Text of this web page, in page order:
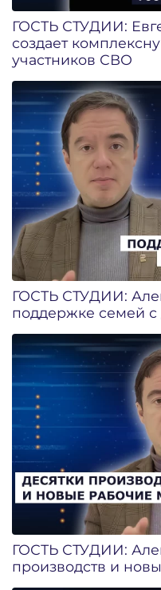
ГОСТЬ СТУДИИ:
создает
участников СВО
ГОСТЬ СТУДИИ:
поддержке семей с
ГОСТЬ СТУДИИ:
производств и